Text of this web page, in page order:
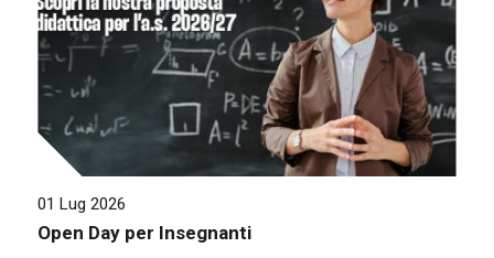
01 Lug 2026
Open Day per Insegnanti